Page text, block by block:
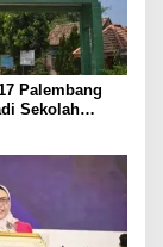
Palembang
Sekolah